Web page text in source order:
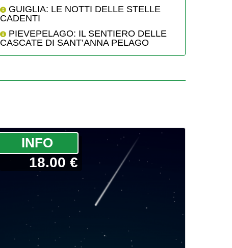
GUIGLIA: LE NOTTI DELLE STELLE
CADENTI
PIEVEPELAGO: IL SENTIERO DELLE
CASCATE DI SANT’ANNA PELAGO
­INFO
18.00 €